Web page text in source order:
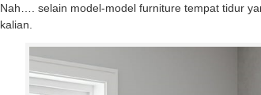
Nah…. selain model-model furniture tempat tidur
kalian.